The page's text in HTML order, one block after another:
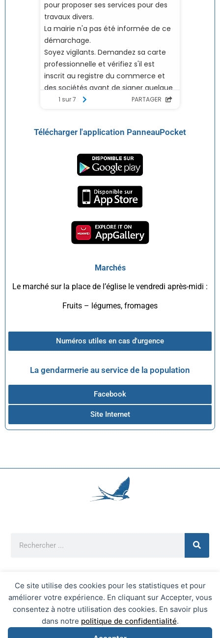
Ce site utilise des cookies pour les statistiques et pour
améliorer votre expérience. En cliquant sur Accepter, vous
consentez à notre utilisation des cookies. En savoir plus
dans notre politique de confidentialité.
Télécharger l'application PanneauPocket
Marchés
Le marché sur la place de l’église le vendredi après-midi :
Fruits – légumes, fromages
Numéros utiles en cas d'urgence
La gendarmerie au service de la population
Facebook
Site Internet
Mentions Légales
Mairie d'Écrainville © 2026 Tous Droits Réservés